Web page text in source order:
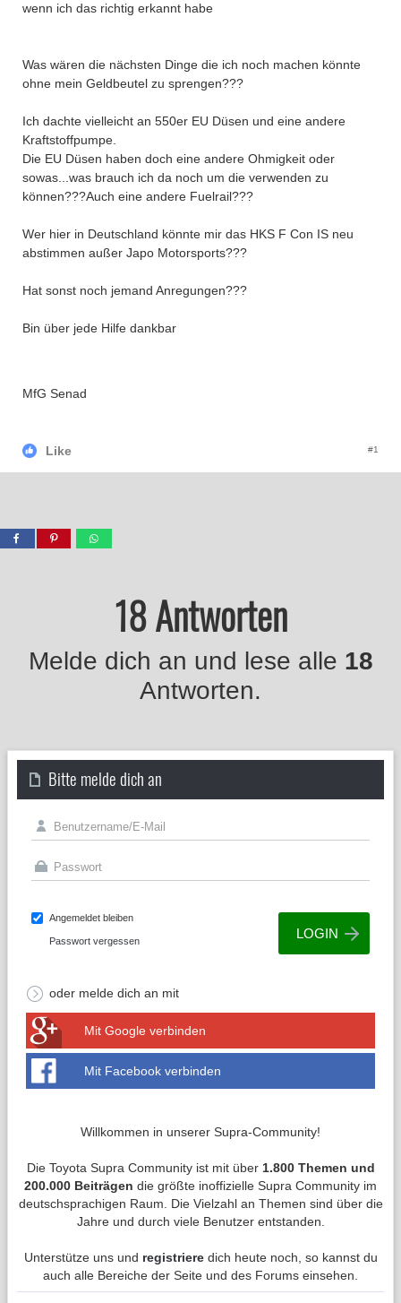
wenn ich das richtig erkannt habe
Was wären die nächsten Dinge die ich noch machen könnte
ohne mein Geldbeutel zu sprengen???
Ich dachte vielleicht an 550er EU Düsen und eine andere
Kraftstoffpumpe.
Die EU Düsen haben doch eine andere Ohmigkeit oder
sowas...was brauch ich da noch um die verwenden zu
können???Auch eine andere Fuelrail???
Wer hier in Deutschland könnte mir das HKS F Con IS neu
abstimmen außer Japo Motorsports???
Hat sonst noch jemand Anregungen???
Bin über jede Hilfe dankbar
MfG Senad
Like #1
18 Antworten
Melde dich an und lese alle 18
Antworten.
Bitte melde dich an
Angemeldet bleiben
Passwort vergessen
oder melde dich an mit
Mit Google verbinden
Mit Facebook verbinden
Willkommen in unserer Supra-Community!
Die Toyota Supra Community ist mit über 1.800 Themen und
200.000 Beiträgen die größte inoffizielle Supra Community im
deutschsprachigen Raum. Die Vielzahl an Themen sind über die
Jahre und durch viele Benutzer entstanden.
Unterstütze uns und registrieredich heute noch, so kannst du
auch alle Bereiche der Seite und des Forums einsehen.